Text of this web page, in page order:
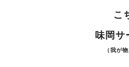
こ
味岡サ
（我が